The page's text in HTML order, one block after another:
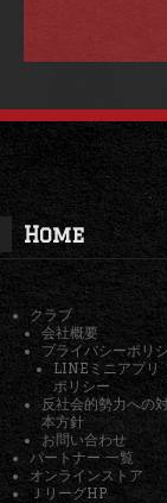
Home
クラブ
会社概要
プライバシーポリ
LINEミニアプリ
ポリシー
反社会的勢力への
本方針
お問い合わせ
パートナー 一覧
オンラインストア
ＪリーグHP